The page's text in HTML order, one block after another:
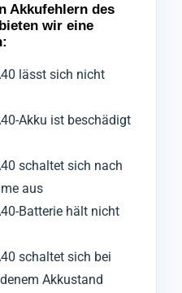
Akkufehlern des
wir eine
lässt sich nicht
Akku ist beschädigt
schaltet sich nach
aus
Batterie hält nicht
schaltet sich bei
Akkustand